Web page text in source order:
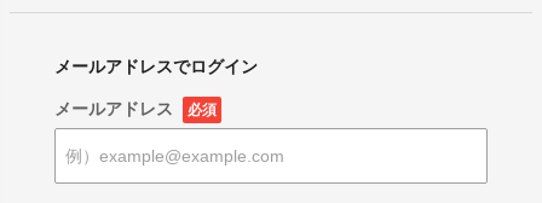
メールアドレスでログイン
メールアドレス 必須